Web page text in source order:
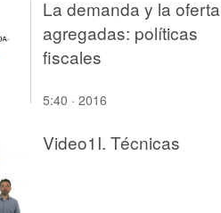
La demanda y la oferta
agregadas: políticas
fiscales
5:40 · 2016
Video1I. Técnicas